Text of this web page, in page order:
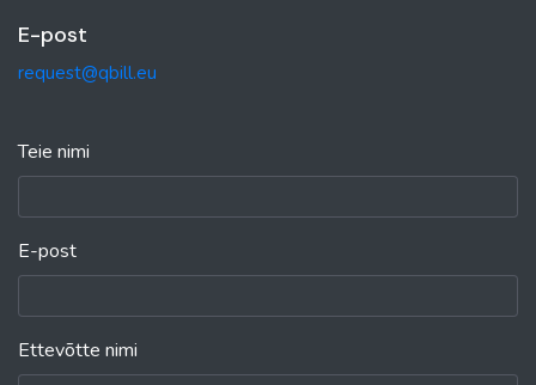
E-post
request@qbill.eu
Teie nimi
E-post
Ettevõtte nimi